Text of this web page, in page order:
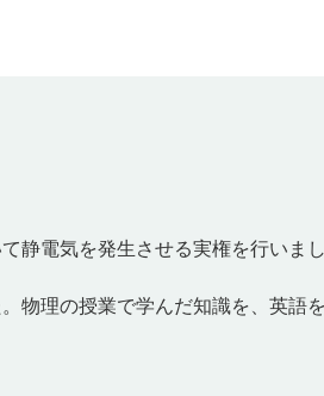
静電気を発生させる実権を行いまし
物理の授業で学んだ知識を、英語